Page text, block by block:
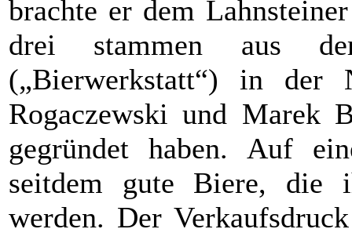
brachte er dem
drei stammen aus
(„Bierwerkstatt“) in der
Rogaczewski und Marek
gegründet haben. Auf
seitdem gute Biere, die
werden. Der